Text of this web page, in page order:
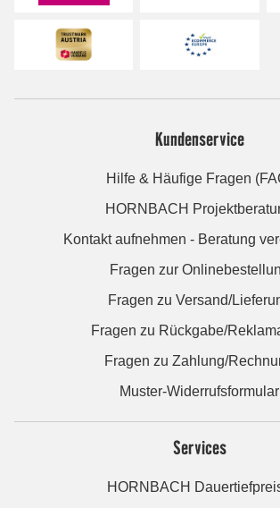
Kundenservice
Hilfe & Häufige Fragen
HORNBACH
Kontakt aufnehmen - Beratung
Fragen zur
Fragen zu Versand/
Fragen zu Rückgabe/
Fragen zu Zahlung/
Muster-Widerrufsformular
Services
HORNBACH